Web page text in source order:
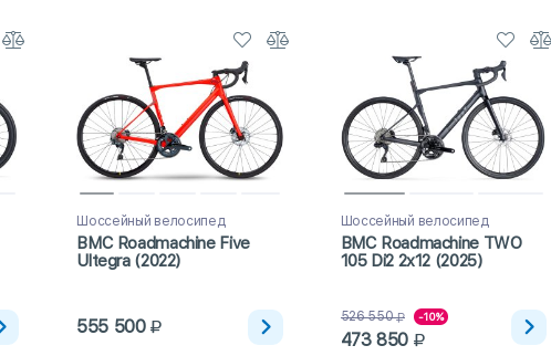
Шоссейный велосипед
BMC Roadmachine Five
Ultegra (2022)
555 500
Шоссейный велосипед
BMC Roadmachine TWO
105 Di2 2x12 (2025)
526 550 -10%
473 850